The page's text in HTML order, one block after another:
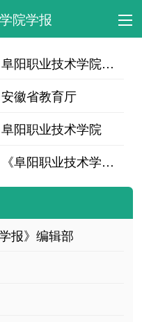
院学报
阜阳职业技术学院学报
安徽省教育厅
阜阳职业技术学院
《阜阳职业技术学院学报》编辑部
报》编辑部